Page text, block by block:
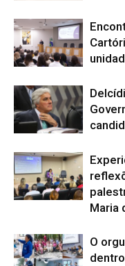
Maria
O